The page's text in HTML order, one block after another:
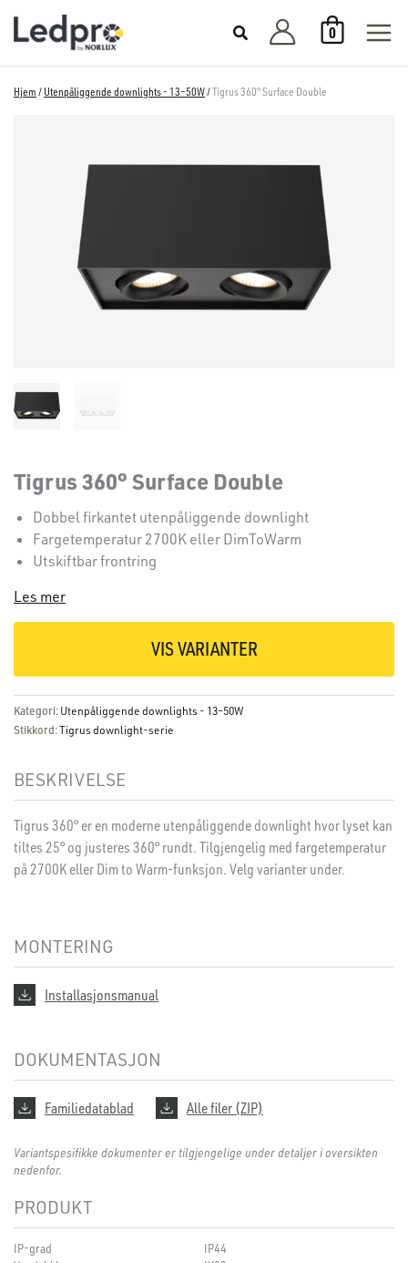
rett
0
Hjem / Utenpåliggende downlights - 13–50W/Tigrus 360° Surface Double
Tigrus 360° Surface Double
Dobbel firkantet utenpåliggende downlight
Fargetemperatur 2700K eller DimToWarm
Utskiftbar frontring
Les mer
VIS VARIANTER
Kategori: Utenpåliggende downlights - 13–50W
Stikkord:Tigrus downlight-serie
BESKRIVELSE
Tigrus 360° er en moderne utenpåliggende downlight hvor lyset kan
tiltes 25° og justeres 360° rundt. Tilgjengelig med fargetemperatur
på 2700K eller Dim to Warm-funksjon. Velg varianter under.
MONTERING
Installasjonsmanual
DOKUMENTASJON
Familiedatablad Alle filer (ZIP)
Variantspesifikke dokumenter er tilgjengelige under detaljer i oversikten
nedenfor.
PRODUKT
IP-grad
IP44